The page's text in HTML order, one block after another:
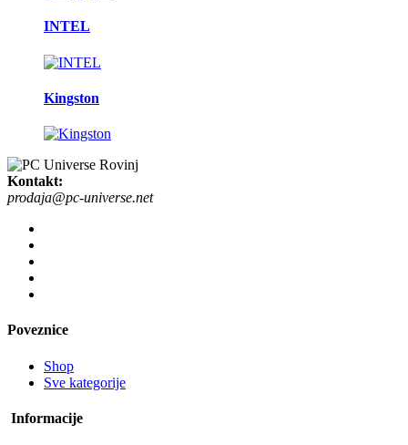
INTEL
Kingston
Kontakt:
prodaja@pc-universe.net
Poveznice
Shop
Sve kategorije
Informacije